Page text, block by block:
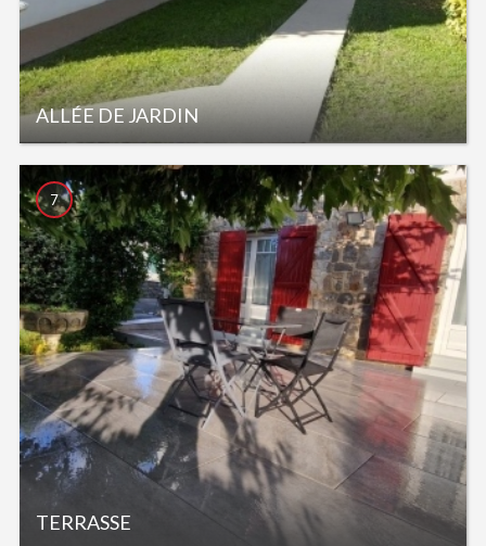
ALLÉE DE JARDIN
TERRASSE
7